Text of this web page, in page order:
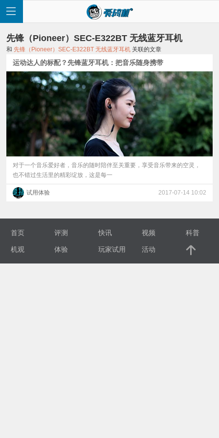
首
页
讯
评
视
先锋（Pioneer）SEC-E322BT 无线蓝牙耳机
和 先锋（Pioneer）SEC-E322BT 无线蓝牙耳机 关联的文章
运动达人的标配？先锋蓝牙耳机：把音乐随身携带
对于一个音乐爱好者，音乐的随时陪伴至关重要，享受音乐带来的空灵，
也不错过生活里的精彩绽放，这是每一
试用体验 2017-07-14 10:02
首页 评测 快讯 视频 科普
机观 体验 玩家试用 活动